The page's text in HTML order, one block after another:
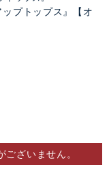
プトップス』【オ
ざいません。